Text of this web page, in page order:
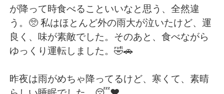
English 简体中文
繁體中文 Español
العربية Français
が降って時食べることいいなと思う、全然違
う。🥺 私はほとんど外の雨大が泣いたけど、運
良く、味が素敵でした。そのあと、食べながら
ゆっくり運転しました。🤣🚗
昨夜は雨がめちゃ降ってるけど、寒くて、素晴